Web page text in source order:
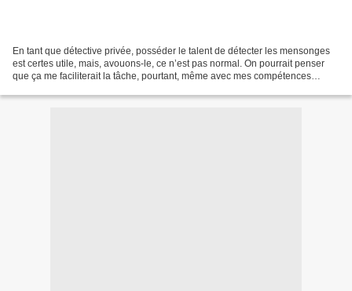
En tant que détective privée, posséder le talent de détecter les mensonges
est certes utile, mais, avouons-le, ce n’est pas normal. On pourrait penser
que ça me faciliterait la tâche, pourtant, même avec mes compétences